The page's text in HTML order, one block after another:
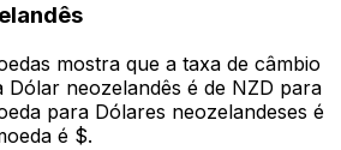
mostra que a taxa de câmbio
Dólar neozelandês é de NZD para
para Dólares neozelandeses é
é $.